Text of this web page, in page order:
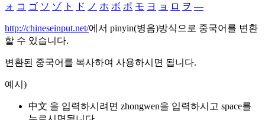
ォ コ ゴ ソ ゾ ト ド ノ ホ ボ ポ モ ヨ ョ ロ ヲ ―
http://chineseinput.net/에서 pinyin(병음)방식으로 중국어를 변환
할 수 있습니다.
변환된 중국어를 복사하여 사용하시면 됩니다.
예시)
中文 을 입력하시려면 zhongwen을 입력하시고 space를